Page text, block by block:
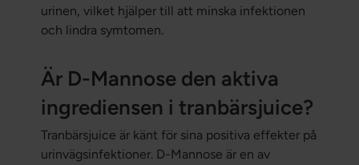
urinen, vilket hjälper till att minska infektionen
och lindra symtomen.
Är D-Mannose den aktiva
ingrediensen i tranbärsjuice?
Tranbärsjuice är känt för sina positiva effekter på
urinvägsinfektioner. D-Mannose är en av